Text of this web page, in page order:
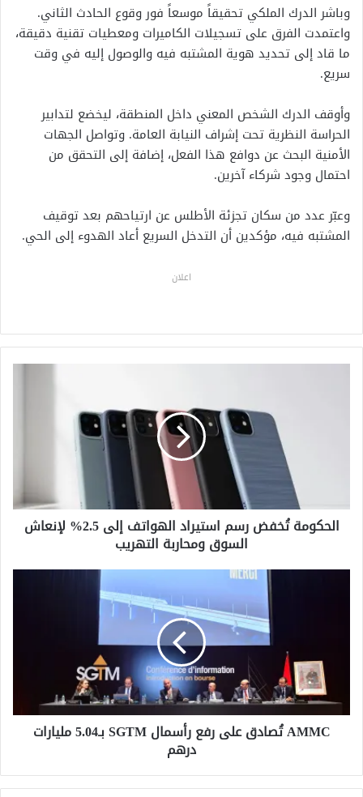
وباشر الدرك الملكي تحقيقاً موسعاً فور وقوع الحادث الثاني.
واعتمدت الفرق على تسجيلات الكاميرات ومعطيات تقنية دقيقة،
ما قاد إلى تحديد هوية المشتبه فيه والوصول إليه في وقت
سريع.
وأوقف الدرك الشخص المعني داخل المنطقة، ليخضع لتدابير
الحراسة النظرية تحت إشراف النيابة العامة. وتواصل الجهات
الأمنية البحث عن دوافع هذا الفعل، إضافة إلى التحقق من
احتمال وجود شركاء آخرين.
وعبّر عدد من سكان تجزئة الأطلس عن ارتياحهم بعد توقيف
المشتبه فيه، مؤكدين أن التدخل السريع أعاد الهدوء إلى الحي.
اعلان
خ
س
د
و
الحكومة تُخفض رسم استيراد الهواتف إلى 2.5% لإنعاش
السوق ومحاربة التهريب
ق
ر
AMMC تُصادق على رفع رأسمال SGTM بـ5.04 مليارات
درهم